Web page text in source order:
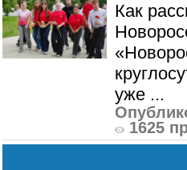
Как
уже ...
1625